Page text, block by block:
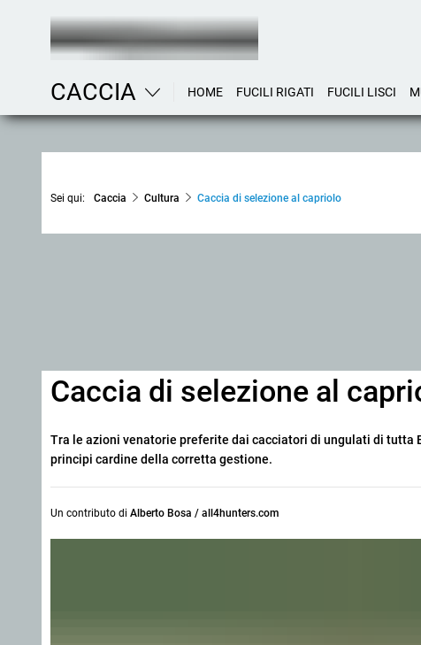
CACCIA HOME FUCILI RIGATI FUCILI LISCI
Sei qui: Caccia Cultura Caccia di selezione al capriolo
Caccia di selezione al
Tra le azioni venatorie preferite dai cacciatori di ungulati di tutta
principi cardine della corretta gestione.
Un contributo di Alberto Bosa / all4hunters.com